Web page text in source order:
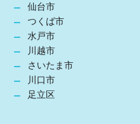
仙台市
つくば市
水戸市
川越市
さいたま市
川口市
足立区